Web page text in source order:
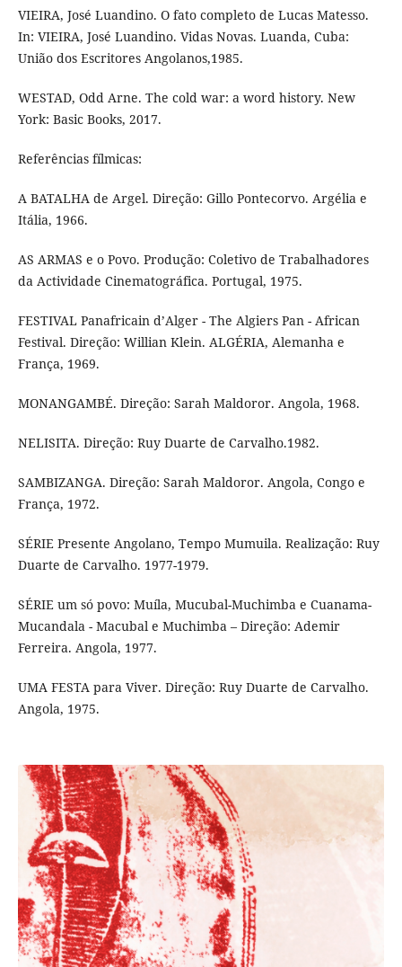
VIEIRA, José Luandino. O fato completo de Lucas Matesso.
In: VIEIRA, José Luandino. Vidas Novas. Luanda, Cuba:
União dos Escritores Angolanos,1985.
WESTAD, Odd Arne. The cold war: a word history. New
York: Basic Books, 2017.
Referências fílmicas:
A BATALHA de Argel. Direção: Gillo Pontecorvo. Argélia e
Itália, 1966.
AS ARMAS e o Povo. Produção: Coletivo de Trabalhadores
da Actividade Cinematográfica. Portugal, 1975.
FESTIVAL Panafricain d’Alger - The Algiers Pan - African
Festival. Direção: Willian Klein. ALGÉRIA, Alemanha e
França, 1969.
MONANGAMBÉ. Direção: Sarah Maldoror. Angola, 1968.
NELISITA. Direção: Ruy Duarte de Carvalho.1982.
SAMBIZANGA. Direção: Sarah Maldoror. Angola, Congo e
França, 1972.
SÉRIE Presente Angolano, Tempo Mumuila. Realização: Ruy
Duarte de Carvalho. 1977-1979.
SÉRIE um só povo: Muíla, Mucubal-Muchimba e Cuanama-
Mucandala - Macubal e Muchimba – Direção: Ademir
Ferreira. Angola, 1977.
UMA FESTA para Viver. Direção: Ruy Duarte de Carvalho.
Angola, 1975.